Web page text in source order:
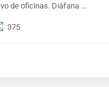
de oficinas. Diáfana ...
375